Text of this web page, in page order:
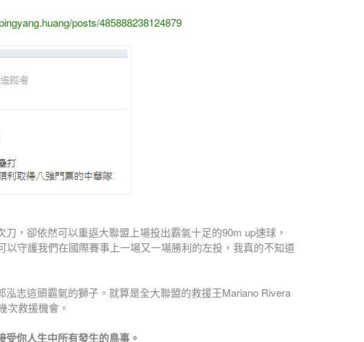
posts/485888238124879
，卻依然可以重返大聯盟上場投出霸氣十足的90m up速球，
以守護我們在國際賽事上一場又一場勝利的左投，我真的不知道
泓志這頭霸氣的獅子。就算是全大聯盟的救援王Mariano Rivera
次救援機會。
你人生中所有發生的鳥事。